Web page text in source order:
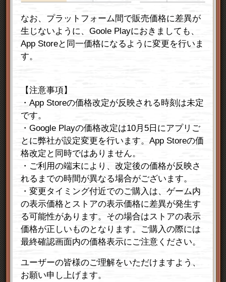
なお、プラットフォーム間で販売価格に差異が
生じないように、Goole Playにおきましても、
App Storeと同一価格になるように変更を行いま
す。
【注意事項】
・App Storeの価格改定が反映される時刻は未定
です。
・Google Playの価格改定は10月5日にアプリご
とに弊社が設定変更を行います。App Storeの価
格改定と同時ではありません。
・ご利用の端末により、改定後の価格が反映さ
れるまでの時間が異なる場合がございます。
・変更タイミング付近でのご購入は、ゲーム内
の表示価格とストアの表示価格に差異が発生す
る可能性があります。その場合はストアの表示
価格が正しいものとなります。ご購入の際には
最終確認画面内の価格表示にご注意ください。
ユーザーの皆様のご理解をいただけますよう、
お願い申し上げます。